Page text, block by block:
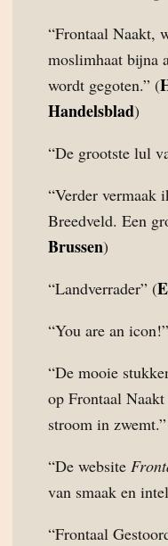
“Frontaal Naakt,
moslimhaat bijna
wordt gegoten.” (
Handelsblad)
“De grootste lul
“Verder vermaak
Breedveld. Een
Brussen)
“Landverrader” (
“You are an
“De mooie
op Frontaal
stroom in
“De website
van smaak en
“Frontaal